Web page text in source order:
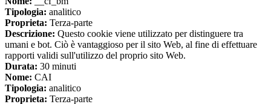
Tipologia: analitico
Proprieta: Terza-parte
Descrizione: Questo cookie viene utilizzato per distinguere tra
umani e bot. Ciò è vantaggioso per il sito Web, al fine di effettuare
rapporti validi sull'utilizzo del proprio sito Web.
Durata: 30 minuti
Nome: CAI
Tipologia: analitico
Proprieta: Terza-parte